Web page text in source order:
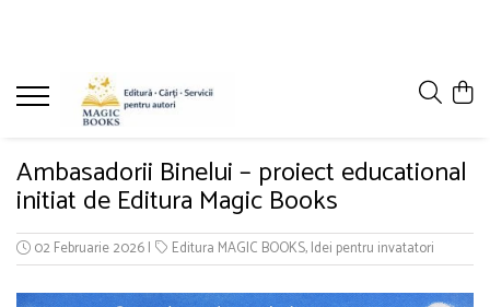
Magazinul de carti
Carti pentru copii 7-11 ani
Caiete de lucru
Cărţi pentru adolescenţi şi părinţi
Lichidare stoc
Povești scrise de copii (Antologii)
Ambasadorii Binelui – proiect educational
initiat de Editura Magic Books
02 Februarie 2026| Editura MAGIC BOOKS,Idei pentru invatatori